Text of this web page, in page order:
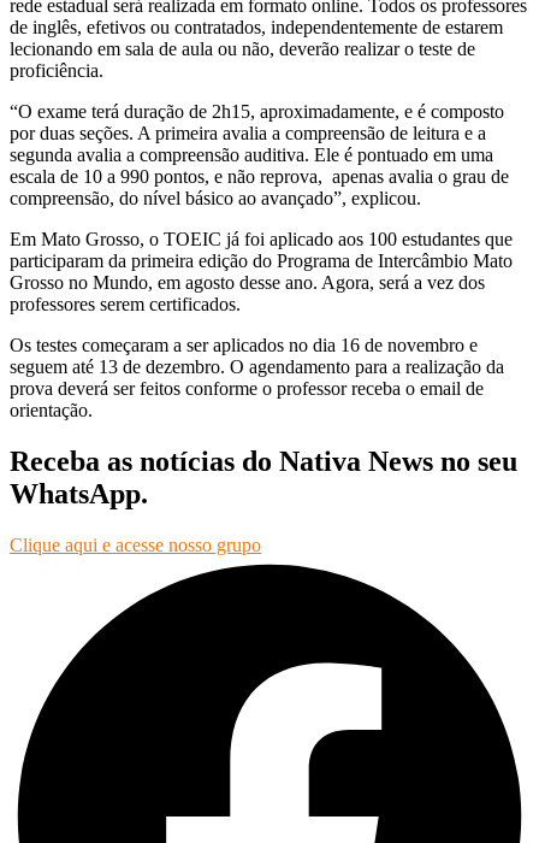
rede estadual será realizada em formato online. Todos os professores
de inglês, efetivos ou contratados, independentemente de estarem
lecionando em sala de aula ou não, deverão realizar o teste de
proficiência.
“O exame terá duração de 2h15, aproximadamente, e é composto
por duas seções. A primeira avalia a compreensão de leitura e a
segunda avalia a compreensão auditiva. Ele é pontuado em uma
escala de 10 a 990 pontos, e não reprova, apenas avalia o grau de
compreensão, do nível básico ao avançado”, explicou.
Em Mato Grosso, o TOEIC já foi aplicado aos 100 estudantes que
participaram da primeira edição do Programa de Intercâmbio Mato
Grosso no Mundo, em agosto desse ano. Agora, será a vez dos
professores serem certificados.
Os testes começaram a ser aplicados no dia 16 de novembro e
seguem até 13 de dezembro. O agendamento para a realização da
prova deverá ser feitos conforme o professor receba o email de
orientação.
Receba as notícias do Nativa News no seu
WhatsApp.
Clique aqui e acesse nosso grupo